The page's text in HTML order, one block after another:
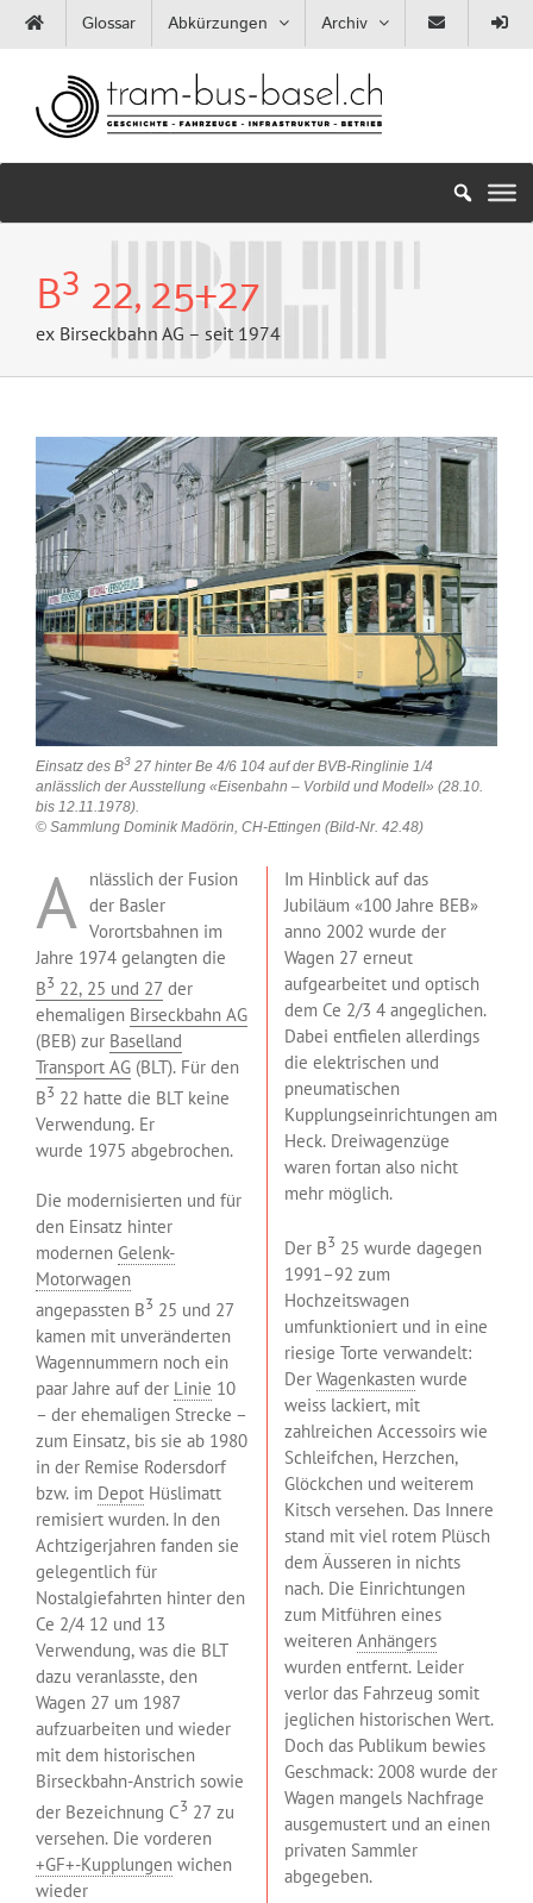
Zum
Inhalt
Glossar Abkürzungen Archiv
B3 22, 25+27
ex Birseckbahn AG – seit 1974
grösseres
Bild
Einsatz des B3 27 hinter Be 4/6 104 auf der BVB-Ringlinie 1/4
anlässlich der Ausstellung «Eisenbahn – Vorbild und Modell» (28.10.
bis 12.11.1978).
© Sammlung Dominik Madörin, CH-Ettingen (Bild-Nr. 42.48)
A nlässlich der Fusion
der Basler
Vorortsbahnen im
Jahre 1974 gelangten die
B3 22, 25 und 27 der
ehemaligen Birseckbahn AG
(BEB) zur Baselland
Transport AG (BLT). Für den
B3 22 hatte die BLT keine
Verwendung. Er
wurde 1975 abgebrochen.
Die modernisierten und für
den Einsatz hinter
modernen Gelenk-
Motorwagen
angepassten B3 25 und 27
kamen mit unveränderten
Wagennummern noch ein
paar Jahre auf der Linie 10
– der ehemaligen Strecke –
zum Einsatz, bis sie ab 1980
in der Remise Rodersdorf
bzw. im Depot Hüslimatt
remisiert wurden. In den
Achtzigerjahren fanden sie
gelegentlich für
Nostalgiefahrten hinter den
Ce 2/4 12 und 13
Verwendung, was die BLT
dazu veranlasste, den
Wagen 27 um 1987
aufzuarbeiten und wieder
mit dem historischen
Birseckbahn-Anstrich sowie
der Bezeichnung C3 27 zu
versehen. Die vorderen
+GF+-Kupplungen wichen
wieder
Im Hinblick auf das
Jubiläum «100 Jahre BEB»
anno 2002 wurde der
Wagen 27 erneut
aufgearbeitet und optisch
dem Ce 2/3 4 angeglichen.
Dabei entfielen allerdings
die elektrischen und
pneumatischen
Kupplungseinrichtungen am
Heck. Dreiwagenzüge
waren fortan also nicht
mehr möglich.
Der B3 25 wurde dagegen
1991–92 zum
Hochzeitswagen
umfunktioniert und in eine
riesige Torte verwandelt:
Der Wagenkasten wurde
weiss lackiert, mit
zahlreichen Accessoirs wie
Schleifchen, Herzchen,
Glöckchen und weiterem
Kitsch versehen. Das Innere
stand mit viel rotem Plüsch
dem Äusseren in nichts
nach. Die Einrichtungen
zum Mitführen eines
weiteren Anhängers
wurden entfernt. Leider
verlor das Fahrzeug somit
jeglichen historischen Wert.
Doch das Publikum bewies
Geschmack: 2008 wurde der
Wagen mangels Nachfrage
ausgemustert und an einen
privaten Sammler
abgegeben.